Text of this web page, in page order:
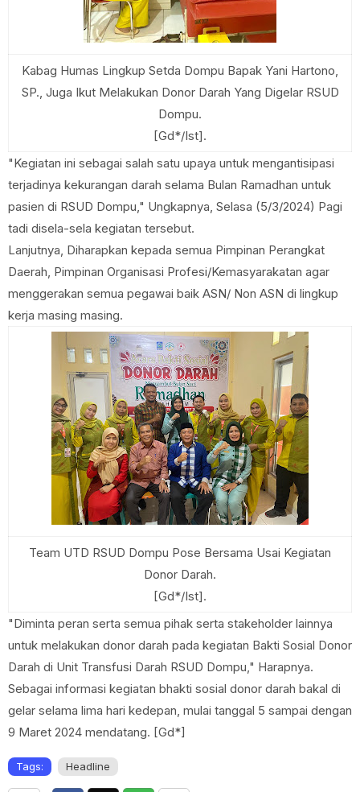
Kabag Humas Lingkup Setda Dompu Bapak Yani Hartono,
SP., Juga Ikut Melakukan Donor Darah Yang Digelar RSUD
Dompu.
[Gd*/Ist].
"Kegiatan ini sebagai salah satu upaya untuk mengantisipasi
terjadinya kekurangan darah selama Bulan Ramadhan untuk
pasien di RSUD Dompu," Ungkapnya, Selasa (5/3/2024) Pagi
tadi disela-sela kegiatan tersebut.
Lanjutnya, Diharapkan kepada semua Pimpinan Perangkat
Daerah, Pimpinan Organisasi Profesi/Kemasyarakatan agar
menggerakan semua pegawai baik ASN/ Non ASN di lingkup
kerja masing masing.
Team UTD RSUD Dompu Pose Bersama Usai Kegiatan
Donor Darah.
[Gd*/Ist].
"Diminta peran serta semua pihak serta stakeholder lainnya
untuk melakukan donor darah pada kegiatan Bakti Sosial Donor
Darah di Unit Transfusi Darah RSUD Dompu," Harapnya.
Sebagai informasi kegiatan bhakti sosial donor darah bakal di
gelar selama lima hari kedepan, mulai tanggal 5 sampai dengan
9 Maret 2024 mendatang. [Gd*]
Tags: Headline